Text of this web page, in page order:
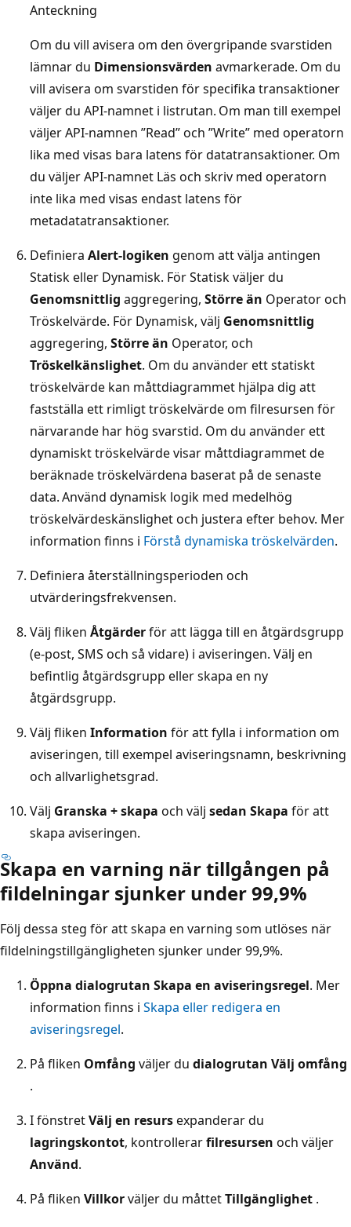
Anteckning
Om du vill avisera om den övergripande svarstiden
lämnar du Dimensionsvärden avmarkerade. Om du
vill avisera om svarstiden för specifika transaktioner
väljer du API-namnet i listrutan. Om man till exempel
väljer API-namnen ”Read” och ”Write” med operatorn
lika med visas bara latens för datatransaktioner. Om
du väljer API-namnet Läs och skriv med operatorn
inte lika med visas endast latens för
metadatatransaktioner.
Definiera Alert-logiken genom att välja antingen
Statisk eller Dynamisk. För Statisk väljer du
Genomsnittlig aggregering, Större än Operator och
Tröskelvärde. För Dynamisk, välj Genomsnittlig
aggregering, Större än Operator, och
Tröskelkänslighet. Om du använder ett statiskt
tröskelvärde kan måttdiagrammet hjälpa dig att
fastställa ett rimligt tröskelvärde om filresursen för
närvarande har hög svarstid. Om du använder ett
dynamiskt tröskelvärde visar måttdiagrammet de
beräknade tröskelvärdena baserat på de senaste
data. Använd dynamisk logik med medelhög
tröskelvärdeskänslighet och justera efter behov. Mer
information finns i Förstå dynamiska tröskelvärden.
Definiera återställningsperioden och
utvärderingsfrekvensen.
Välj fliken Åtgärderför att lägga till en åtgärdsgrupp
(e-post, SMS och så vidare) i aviseringen. Välj en
befintlig åtgärdsgrupp eller skapa en ny
åtgärdsgrupp.
Välj fliken Information för att fylla i information om
aviseringen, till exempel aviseringsnamn, beskrivning
och allvarlighetsgrad.
Välj Granska + skapa och välj sedan Skapa för att
skapa aviseringen.
Skapa en varning när tillgången på
fildelningar sjunker under 99,9%
Följ dessa steg för att skapa en varning som utlöses när
fildelningstillgängligheten sjunker under 99,9%.
Öppna dialogrutan Skapa en aviseringsregel. Mer
information finns i Skapa eller redigera en
aviseringsregel.
På fliken Omfång väljer du dialogrutan Välj omfång
.
I fönstretVälj en resursexpanderar du
lagringskontot, kontrollerarfilresursen och väljer
Använd.
På fliken Villkorväljer du måttetTillgänglighet .